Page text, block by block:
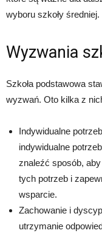
wyboru szkoły średniej.
Wyzwania
Szkoła podstawowa
wyzwań. Oto kilka z
Indywidualne
indywidualne
znaleźć sposób,
tych potrzeb i
wsparcie.
Zachowanie i
utrzymanie